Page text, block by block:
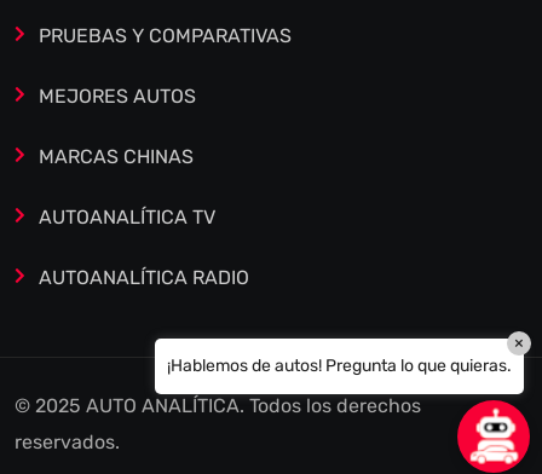
PRUEBAS Y COMPARATIVAS
MEJORES AUTOS
MARCAS CHINAS
AUTOANALÍTICA TV
AUTOANALÍTICA RADIO
© 2025 AUTO ANALÍTICA. Todos los derechos
reservados.
¡Hablemos de autos! Pregunta lo que quieras.
×